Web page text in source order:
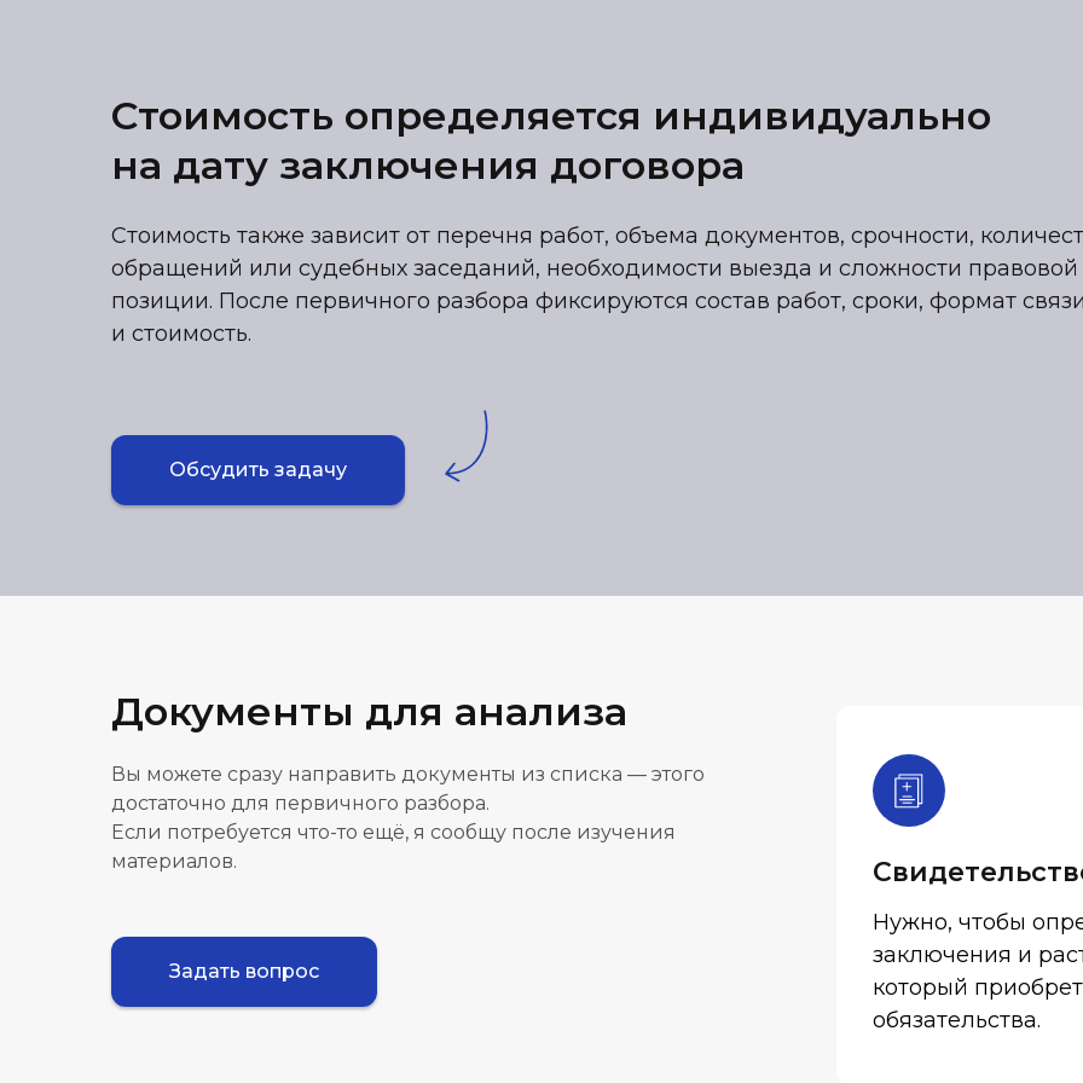
Стоимость определяется индивидуально
на дату заключения договора
Стоимость также зависит от перечня работ, объема документов, срочности,
обращений или судебных заседаний, необходимости выезда и сложности правовой
позиции. После первичного разбора фиксируются состав работ, сроки, формат связи
и стоимость.
Обсудить задачу
Документы для анализа
Вы можете сразу направить документы из списка — этого
достаточно для первичного разбора.
Если потребуется что-то ещё, я сообщу после изучения
материалов.
Задать вопрос
Нужно, чтобы
заключения и
который
обязательства.